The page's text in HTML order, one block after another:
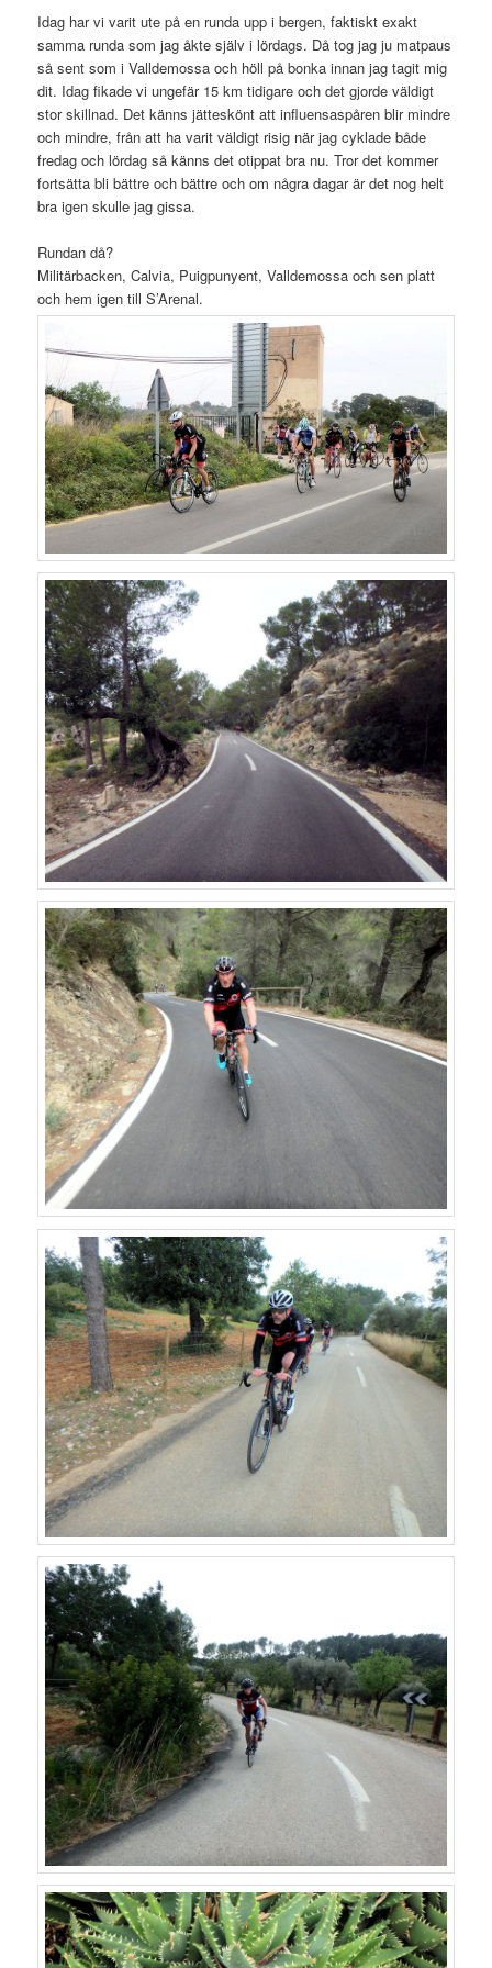
Idag har vi varit ute på en runda upp i bergen, faktiskt exakt
samma runda som jag åkte själv i lördags. Då tog jag ju matpaus
så sent som i Valldemossa och höll på bonka innan jag tagit mig
dit. Idag fikade vi ungefär 15 km tidigare och det gjorde väldigt
stor skillnad. Det känns jätteskönt att influensaspåren blir mindre
och mindre, från att ha varit väldigt risig när jag cyklade både
fredag och lördag så känns det otippat bra nu. Tror det kommer
fortsätta bli bättre och bättre och om några dagar är det nog helt
bra igen skulle jag gissa.
Rundan då?
Militärbacken, Calvia, Puigpunyent, Valldemossa och sen platt
och hem igen till S’Arenal.